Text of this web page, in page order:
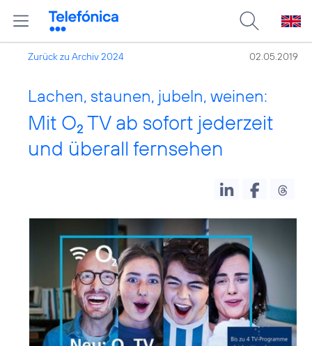
Zurück zu Archiv 2024 02.05.2019
Lachen, staunen, jubeln, weinen:
Mit O2 TV ab sofort jederzeit
und überall fernsehen